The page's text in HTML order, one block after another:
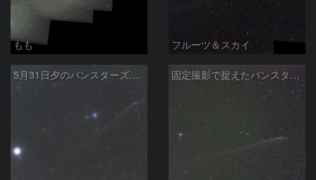
もも フルーツ＆スカイ
5月31日夕のパンスターズ彗星 固定撮影で捉えたパンスターズ彗星